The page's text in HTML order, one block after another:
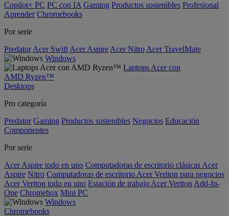
Copilot+ PC PC con IA Gaming Productos sostenibles Profesional
Aprender Chromebooks
Por serie
Predator Acer Swift Acer Aspire Acer Nitro Acer TravelMate
Windows
Laptops Acer con
AMD Ryzen™
Desktops
Pro categoría
Predator Gaming Productos sostenibles Negocios Educación
Componentes
Por serie
Acer Aspire todo en uno Computadoras de escritorio clásicas Acer
Aspire Nitro Computadoras de escritorio Acer Veriton para negocios
Acer Veriton todo en uno Estación de trabajo Acer Veriton Add-In-
One Chromebox Mini PC
Windows
Chromebooks